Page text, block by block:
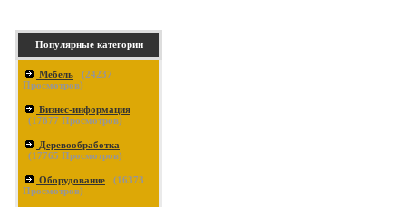
Популярные категории
Мебель (24237
Просмотров)
Бизнес-информация
(17877 Просмотров)
Деревообработка
(17765 Просмотров)
Оборудование (16373
Просмотров)